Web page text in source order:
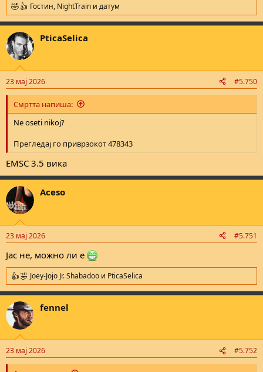
R
e
a
c
t
i
s
:
Гостин, NightTrain и датум
PticaSelica
23 мај 2026 #5.750
Смртта напиша:
Ne oseti nikoj?
Прегледај го приврзокот 478343
EMSC 3.5 вика
Aceso
23 мај 2026 #5.751
Јас не, можно ли е
R
e
a
c
t
i
s
:
Joey-Jojo Jr. Shabadoo и PticaSelica
fennel
23 мај 2026 #5.752